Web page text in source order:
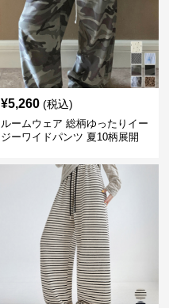
¥5,260 (税込)
ルームウェア 総柄ゆったりイー
ジーワイドパンツ 夏10柄展開